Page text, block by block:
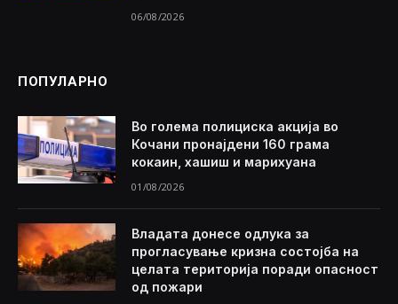
06/08/2026
ПОПУЛАРНО
Во голема полициска акција во
Кочани пронајдени 160 грама
кокаин, хашиш и марихуана
01/08/2026
Владата донесе одлука за
прогласување кризна состојба на
целата територија поради опасност
од пожари